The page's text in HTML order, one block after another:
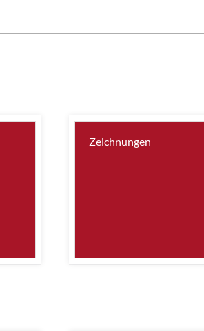
Zeichnungen